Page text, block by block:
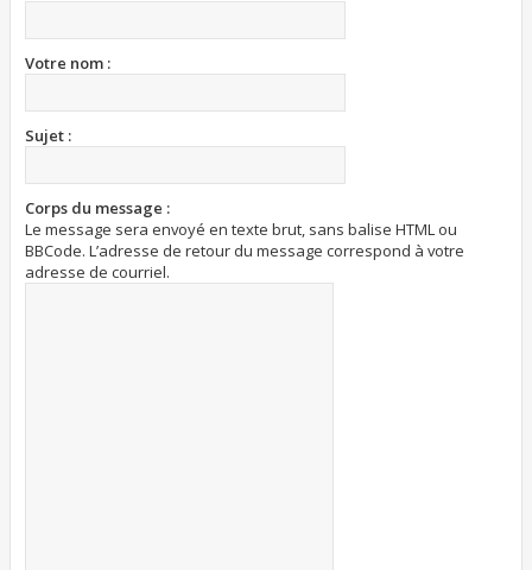
Votre nom :
Sujet :
Corps du message :
Le message sera envoyé en texte brut, sans balise HTML ou
BBCode. L’adresse de retour du message correspond à votre
adresse de courriel.